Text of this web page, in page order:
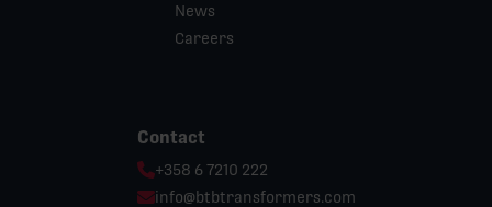
News
Careers
Contact
Phone:
+358 6 7210 222
Email:
info@btbtransformers.com